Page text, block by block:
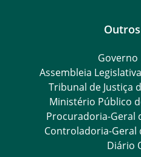
Governo
Assembleia
Tribunal de Justiça
Ministério Público
Procuradoria-Geral
Controladoria-Geral
Diário